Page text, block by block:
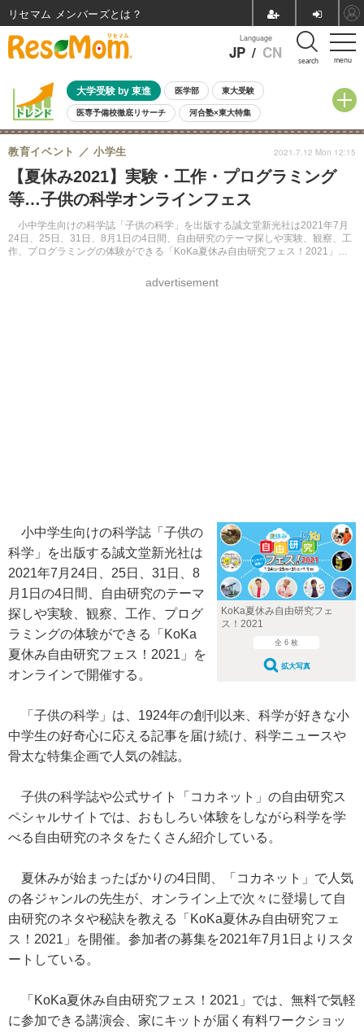
menu
Language
JP / CN search
大学受験 by 東進 医学部 東大受験
医専予備校徹底リサーチ 河合塾×東大特集
親子で考える大学選び 高校受験 中学受験 小学校受験
共通テスト 夏休み
8月開催イベント・WS 全国公立高校 過去問 人気記事
自由研究教材（小学生向け） 自由研究教材（中学生向け）
【夏休み2021】実験・工作・プログラミング
等…子供の科学オンラインフェス
小中学生向けの科学誌「子供の科学」を出版する誠文堂新光社は2021年7月
24日、25日、31日、8月1日の4日間、自由研究のテーマ探しや実験、観察、工
作、プログラミングの体験ができる「KoKa夏休み自由研究フェス！2021」を
教育イベント 小学生
advertisement
2021.7.12 Mon 12:15
KoKa夏休み自由研究フェ
ス！2021
全 6 枚
拡大写真
小中学生向けの科学誌「子供の
科学」を出版する誠文堂新光社は
2021年7月24日、25日、31日、8
月1日の4日間、自由研究のテーマ
探しや実験、観察、工作、プログ
ラミングの体験ができる「KoKa
夏休み自由研究フェス！2021」を
オンラインで開催する。
「子供の科学」は、1924年の創刊以来、科学が好きな小
中学生の好奇心に応える記事を届け続け、科学ニュースや
骨太な特集企画で人気の雑誌。
子供の科学誌や公式サイト「コカネット」の自由研究ス
ペシャルサイトでは、おもしろい体験をしながら科学を学
べる自由研究のネタをたくさん紹介している。
夏休みが始まったばかりの4日間、「コカネット」で人気
の各ジャンルの先生が、オンライン上で次々に登場して自
由研究のネタや秘訣を教える「KoKa夏休み自由研究フェ
ス！2021」を開催。参加者の募集を2021年7月1日よりスタ
ートしている。
「KoKa夏休み自由研究フェス！2021」では、無料で気軽
に参加できる講演会、家にキットが届く有料ワークショッ
リセマム メンバーズ